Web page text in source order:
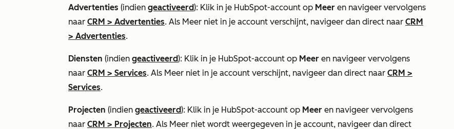
Advertenties (indien geactiveerd): Klik in je HubSpot-account op Meer en navigeer vervolgens
naar CRM > Advertenties. Als Meer niet in je account verschijnt, navigeer dan direct naar CRM
> Advertenties.
Diensten (indien geactiveerd): Klik in je HubSpot-account op Meer en navigeer vervolgens
naar CRM > Services. Als Meer niet in je account verschijnt, navigeer dan direct naar CRM >
Services.
Projecten (indien geactiveerd): Klik in je HubSpot-account op Meer en navigeer vervolgens
naar CRM > Projecten. Als Meer niet wordt weergegeven in je account, navigeer dan direct